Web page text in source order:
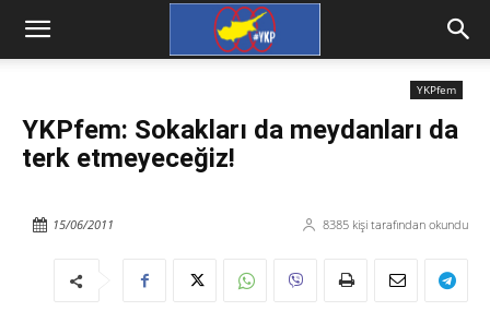
YKPfem
YKPfem: Sokakları da meydanları da
terk etmeyeceğiz!
8385 kişi tarafından okundu
15/06/2011